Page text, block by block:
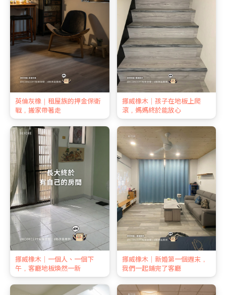
英倫灰橡｜租屋族的押金保衛
戰，搬家帶著走
挪威橡木｜孩子在地板上爬
滾，媽媽終於能放心
挪威橡木｜一個人、一個下
午，客廳地板煥然一新
挪威橡木｜新婚第一個週末，
我們一起鋪完了客廳